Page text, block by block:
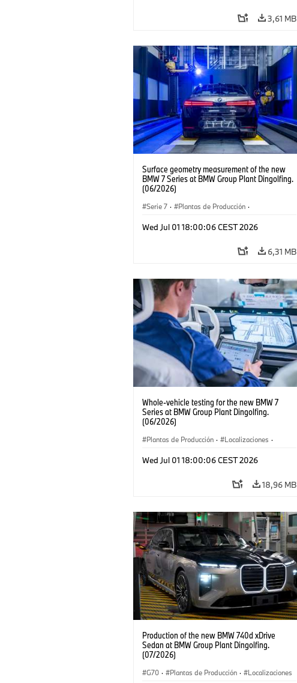
3,61 MB
Surface geometry measurement of the new
BMW 7 Series at BMW Group Plant Dingolfing.
(06/2026)
Serie 7 · Plantas de Producción ·
Wed Jul 01 18:00:06 CEST 2026
6,31 MB
Whole-vehicle testing for the new BMW 7
Series at BMW Group Plant Dingolfing.
(06/2026)
Plantas de Producción · Localizaciones ·
Wed Jul 01 18:00:06 CEST 2026
18,96 MB
Production of the new BMW 740d xDrive
Sedan at BMW Group Plant Dingolfing.
(07/2026)
G70 · Plantas de Producción ·
Localizaciones